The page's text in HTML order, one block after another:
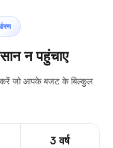
न पहुंचाए
करें जो आपके बजट के बिल्कुल
3 वर्ष